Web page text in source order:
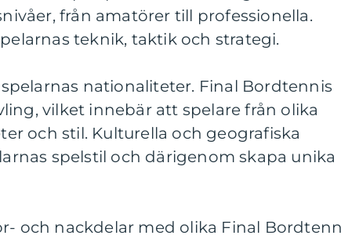
från amatörer till professionella.
teknik, taktik och strategi.
nationaliteter. Final Bordtennis
vilket innebär att spelare från olika
och stil. Kulturella och geografiska
spelstil och därigenom skapa unika
och nackdelar med olika Final